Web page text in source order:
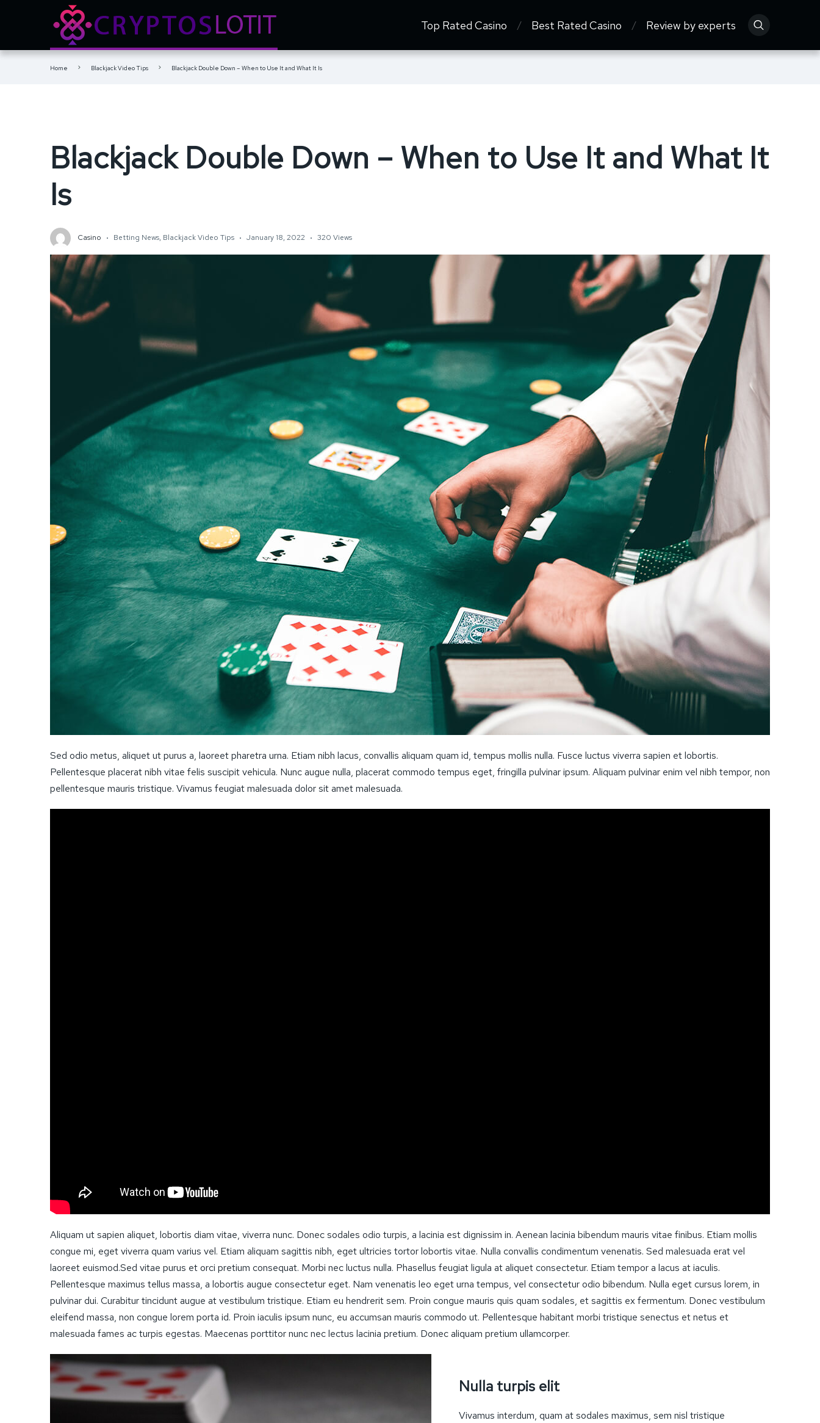
Top Rated Casino Best Rated Casino Review by experts
Home Blackjack Video Tips Blackjack Double Down – When to Use It and What It Is
Blackjack Double Down – When to Use It and What It
Is
Casino Betting News, Blackjack Video Tips January 18, 2022 320 Views
Sed odio metus, aliquet ut purus a, laoreet pharetra urna. Etiam nibh lacus, convallis aliquam quam id, tempus mollis nulla. Fusce luctus viverra sapien et lobortis.
Pellentesque placerat nibh vitae felis suscipit vehicula. Nunc augue nulla, placerat commodo tempus eget, fringilla pulvinar ipsum. Aliquam pulvinar enim vel nibh tempor, non
pellentesque mauris tristique. Vivamus feugiat malesuada dolor sit amet malesuada.
Aliquam ut sapien aliquet, lobortis diam vitae, viverra nunc. Donec sodales odio turpis, a lacinia est dignissim in. Aenean lacinia bibendum mauris vitae finibus. Etiam mollis
congue mi, eget viverra quam varius vel. Etiam aliquam sagittis nibh, eget ultricies tortor lobortis vitae. Nulla convallis condimentum venenatis. Sed malesuada erat vel
laoreet euismod.Sed vitae purus et orci pretium consequat. Morbi nec luctus nulla. Phasellus feugiat ligula at aliquet consectetur. Etiam tempor a lacus at iaculis.
Pellentesque maximus tellus massa, a lobortis augue consectetur eget. Nam venenatis leo eget urna tempus, vel consectetur odio bibendum. Nulla eget cursus lorem, in
pulvinar dui. Curabitur tincidunt augue at vestibulum tristique. Etiam eu hendrerit sem. Proin congue mauris quis quam sodales, et sagittis ex fermentum. Donec vestibulum
eleifend massa, non congue lorem porta id. Proin iaculis ipsum nunc, eu accumsan mauris commodo ut. Pellentesque habitant morbi tristique senectus et netus et
malesuada fames ac turpis egestas. Maecenas porttitor nunc nec lectus lacinia pretium. Donec aliquam pretium ullamcorper.
Nulla turpis elit
Vivamus interdum, quam at sodales maximus, sem nisl tristique